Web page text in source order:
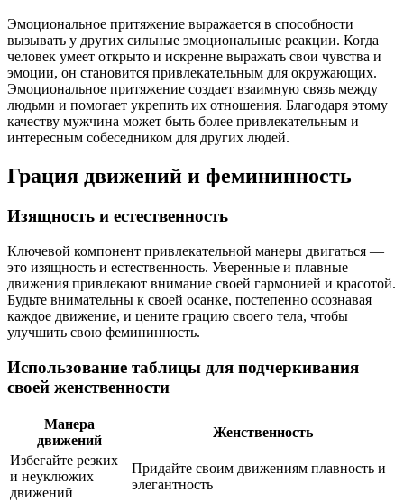
Эмоциональное притяжение выражается в способности
вызывать у других сильные эмоциональные реакции. Когда
человек умеет открыто и искренне выражать свои чувства и
эмоции, он становится привлекательным для окружающих.
Эмоциональное притяжение создает взаимную связь между
людьми и помогает укрепить их отношения. Благодаря этому
качеству мужчина может быть более привлекательным и
интересным собеседником для других людей.
Грация движений и фемининность
Изящность и естественность
Ключевой компонент привлекательной манеры двигаться —
это изящность и естественность. Уверенные и плавные
движения привлекают внимание своей гармонией и красотой.
Будьте внимательны к своей осанке, постепенно осознавая
каждое движение, и цените грацию своего тела, чтобы
улучшить свою фемининность.
Использование таблицы для подчеркивания
своей женственности
Манера
движений
Женственность
Избегайте резких
и неуклюжих
движений
Придайте своим движениям плавность и
элегантность